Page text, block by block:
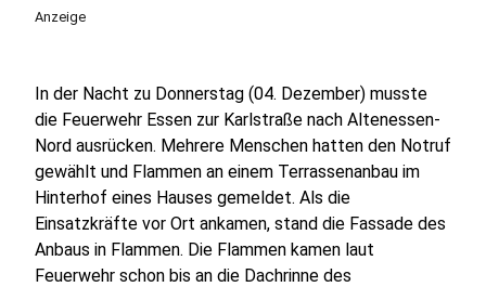
Anzeige
In der Nacht zu Donnerstag (04. Dezember) musste
die Feuerwehr Essen zur Karlstraße nach Altenessen-
Nord ausrücken. Mehrere Menschen hatten den Notruf
gewählt und Flammen an einem Terrassenanbau im
Hinterhof eines Hauses gemeldet. Als die
Einsatzkräfte vor Ort ankamen, stand die Fassade des
Anbaus in Flammen. Die Flammen kamen laut
Feuerwehr schon bis an die Dachrinne des